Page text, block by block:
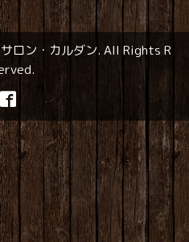
ロン・カルダン. All Rights R